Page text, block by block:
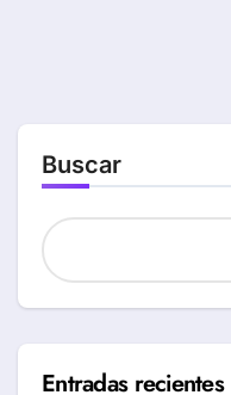
Buscar
Entradas recientes